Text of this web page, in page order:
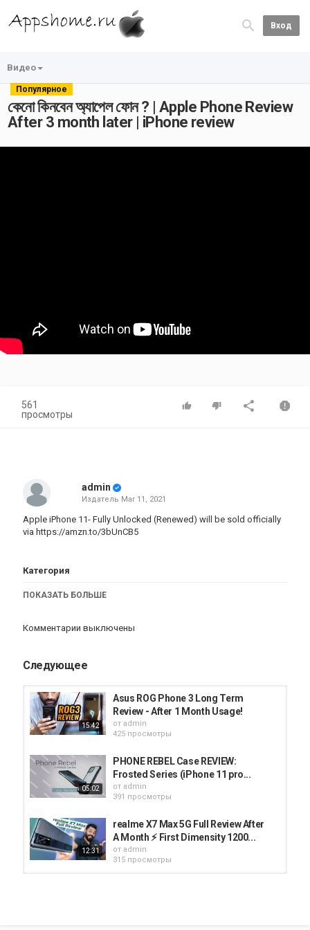
Вход
Видео
Популярное
কেনো কিনবেন অ্যাপেল ফোন ? | Apple Phone Review
After 3 month later | iPhone review
561
просмотры
admin
Издатель Mar 11, 2021
Apple iPhone 11- Fully Unlocked (Renewed) will be sold officially
via https://amzn.to/3bUnCB5
Категория
ПОКАЗАТЬ БОЛЬШЕ
Комментарии выключены
Следующее
15:42
Asus ROG Phone 3 Long Term
Review - After 1 Month Usage!
от admin
425 просмотры
05:02
PHONE REBEL Case REVIEW:
Frosted Series (iPhone 11 pro...
от admin
391 просмотры
12:31
realme X7 Max 5G Full Review After
A Month ⚡ First Dimensity 1200...
от admin
315 просмотры